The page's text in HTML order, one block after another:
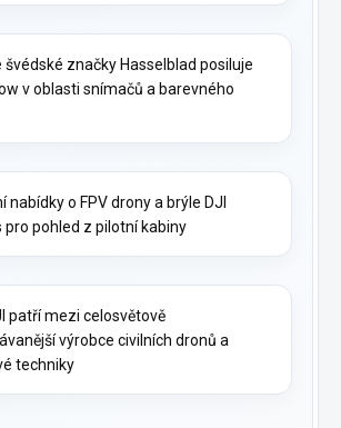
švédské značky Hasselblad posiluje
v oblasti snímačů a barevného
nabídky o FPV drony a brýle DJI
pro pohled z pilotní kabiny
patří mezi celosvětově
výrobce civilních dronů a
techniky